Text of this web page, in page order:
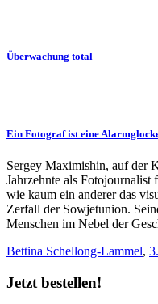
Überwachung total
Ein Fotograf ist eine
Sergey Maximishin, auf der
Jahrzehnte als
wie kaum ein anderer das
Zerfall der Sowjetunion.
Menschen im Nebel der
Bettina Schellong-Lammel,
Jetzt bestellen!